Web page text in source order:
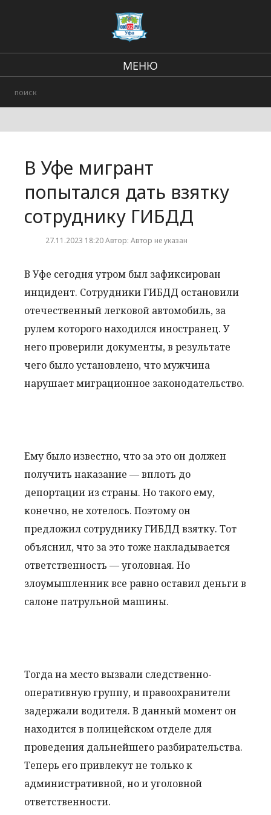
МЕНЮ
Городские события
В Уфе мигрант
попытался дать взятку
сотруднику ГИБДД
27.11.2023 18:20 Автор: Автор не указан
В Уфе сегодня утром был зафиксирован
инцидент. Сотрудники ГИБДД остановили
отечественный легковой автомобиль, за
рулем которого находился иностранец. У
него проверили документы, в результате
чего было установлено, что мужчина
нарушает миграционное законодательство.
Ему было известно, что за это он должен
получить наказание — вплоть до
депортации из страны. Но такого ему,
конечно, не хотелось. Поэтому он
предложил сотруднику ГИБДД взятку. Тот
объяснил, что за это тоже накладывается
ответственность — уголовная. Но
злоумышленник все равно оставил деньги в
салоне патрульной машины.
Тогда на место вызвали следственно-
оперативную группу, и правоохранители
задержали водителя. В данный момент он
находится в полицейском отделе для
проведения дальнейшего разбирательства.
Теперь его привлекут не только к
административной, но и уголовной
ответственности.